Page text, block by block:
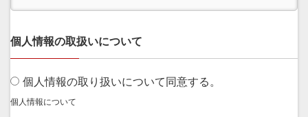
個人情報の取扱いについて
個人情報の取り扱いについて同意する。
個人情報について